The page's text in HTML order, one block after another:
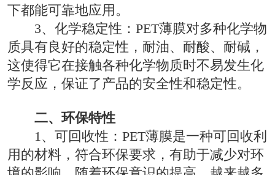
下都能可靠地应用。
3、化学稳定性：PET薄膜对多种化学物
质具有良好的稳定性，耐油、耐酸、耐碱，
这使得它在接触各种化学物质时不易发生化
学反应，保证了产品的安全性和稳定性。
二、环保特性
1、可回收性：PET薄膜是一种可回收利
用的材料，符合环保要求，有助于减少对环